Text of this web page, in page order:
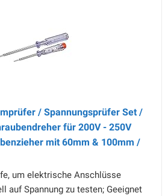
/ Spannungsprüfer Set /
für 200V - 250V
mit 60mm & 100mm /
um elektrische Anschlüsse
auf Spannung zu testen; Geeignet